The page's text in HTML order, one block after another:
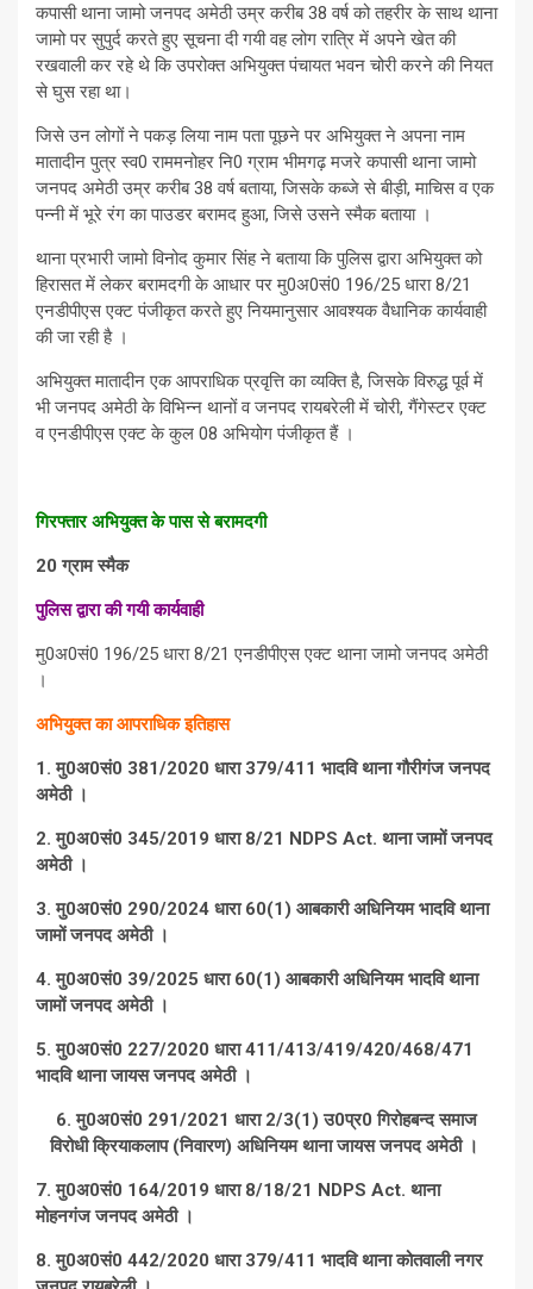
कपासी थाना जामो जनपद अमेठी उम्र करीब 38 वर्ष को तहरीर के साथ थाना
जामो पर सुपुर्द करते हुए सूचना दी गयी वह लोग रात्रि में अपने खेत की
रखवाली कर रहे थे कि उपरोक्त अभियुक्त पंचायत भवन चोरी करने की नियत
से घुस रहा था।
जिसे उन लोगों ने पकड़ लिया नाम पता पूछने पर अभियुक्त ने अपना नाम
मातादीन पुत्र स्व0 राममनोहर नि0 ग्राम भीमगढ़ मजरे कपासी थाना जामो
जनपद अमेठी उम्र करीब 38 वर्ष बताया, जिसके कब्जे से बीड़ी, माचिस व एक
पन्नी में भूरे रंग का पाउडर बरामद हुआ, जिसे उसने स्मैक बताया ।
थाना प्रभारी जामो विनोद कुमार सिंह ने बताया कि पुलिस द्वारा अभियुक्त को
हिरासत में लेकर बरामदगी के आधार पर मु0अ0सं0 196/25 धारा 8/21
एनडीपीएस एक्ट पंजीकृत करते हुए नियमानुसार आवश्यक वैधानिक कार्यवाही
की जा रही है ।
अभियुक्त मातादीन एक आपराधिक प्रवृत्ति का व्यक्ति है, जिसके विरुद्ध पूर्व में
भी जनपद अमेठी के विभिन्न थानों व जनपद रायबरेली में चोरी, गैंगेस्टर एक्ट
व एनडीपीएस एक्ट के कुल 08 अभियोग पंजीकृत हैं ।
गिरफ्तार अभियुक्त के पास से बरामदगी
20 ग्राम स्मैक
पुलिस द्वारा की गयी कार्यवाही
मु0अ0सं0 196/25 धारा 8/21 एनडीपीएस एक्ट थाना जामो जनपद अमेठी
।
अभियुक्त का आपराधिक इतिहास
1. मु0अ0सं0 381/2020 धारा 379/411 भादवि थाना गौरीगंज जनपद
अमेठी ।
2. मु0अ0सं0 345/2019 धारा 8/21 NDPS Act. थाना जामों जनपद
अमेठी ।
3. मु0अ0सं0 290/2024 धारा 60(1) आबकारी अधिनियम भादवि थाना
जामों जनपद अमेठी ।
4. मु0अ0सं0 39/2025 धारा 60(1) आबकारी अधिनियम भादवि थाना
जामों जनपद अमेठी ।
5. मु0अ0सं0 227/2020 धारा 411/413/419/420/468/471
भादवि थाना जायस जनपद अमेठी ।
6. मु0अ0सं0 291/2021 धारा 2/3(1) उ0प्र0 गिरोहबन्द समाज
विरोधी क्रियाकलाप (निवारण) अधिनियम थाना जायस जनपद अमेठी ।
7. मु0अ0सं0 164/2019 धारा 8/18/21 NDPS Act. थाना
मोहनगंज जनपद अमेठी ।
8. मु0अ0सं0 442/2020 धारा 379/411 भादवि थाना कोतवाली नगर